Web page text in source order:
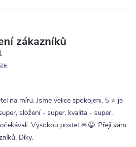
zákazníků
na míru. Jsme velice spokojeni. 5 ⭐ je
složení - super, kvalita - super.
Vysokou postel 🙏😉. Přeji vám
Díky.